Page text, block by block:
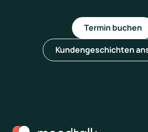
Termin buchen
Kundengeschichten